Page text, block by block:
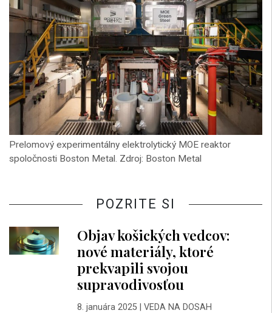
Prelomový experimentálny elektrolytický MOE reaktor
spoločnosti Boston Metal. Zdroj: Boston Metal
POZRITE SI
Objav košických vedcov:
nové materiály, ktoré
prekvapili svojou
supravodivosťou
8. januára 2025| VEDA NA DOSAH